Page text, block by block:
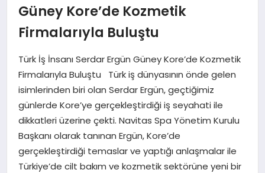
MAGAZIN
SAĞLIK
SIYASET
SPOR
TEKNOLOJI
Güney Kore’de Kozmetik
Firmalarıyla Buluştu
Türk İş İnsanı Serdar Ergün Güney Kore’de Kozmetik
Firmalarıyla Buluştu Türk iş dünyasının önde gelen
isimlerinden biri olan Serdar Ergün, geçtiğimiz
günlerde Kore’ye gerçekleştirdiği iş seyahati ile
dikkatleri üzerine çekti. Navitas Spa Yönetim Kurulu
Başkanı olarak tanınan Ergün, Kore’de
gerçekleştirdiği temaslar ve yaptığı anlaşmalar ile
Türkiye’de cilt bakım ve kozmetik sektörüne yeni bir